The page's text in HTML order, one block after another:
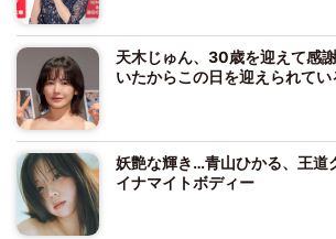
天木じゅん、30歳を迎えて感
いたからこの日を迎えられてい
妖艶な輝き…青山ひかる、王道
イナマイトボディー